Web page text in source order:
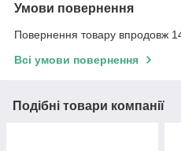
Умови повернення
Повернення товару впродовж
Всі умови повернення
Подібні товари компанії